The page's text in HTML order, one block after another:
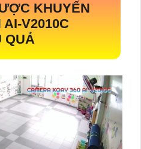
KHUYẾN
AI-V2010C
QUẢ